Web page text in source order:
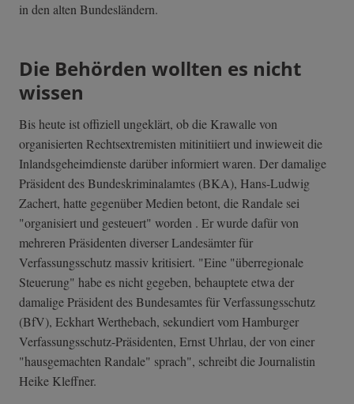
in den alten Bundesländern.
Die Behörden wollten es nicht
wissen
Bis heute ist offiziell ungeklärt, ob die Krawalle von
organisierten Rechtsextremisten mitinitiiert und inwieweit die
Inlandsgeheimdienste darüber informiert waren. Der damalige
Präsident des Bundeskriminalamtes (BKA), Hans-Ludwig
Zachert, hatte gegenüber Medien betont, die Randale sei
"organisiert und gesteuert" worden . Er wurde dafür von
mehreren Präsidenten diverser Landesämter für
Verfassungsschutz massiv kritisiert. "Eine "überregionale
Steuerung" habe es nicht gegeben, behauptete etwa der
damalige Präsident des Bundesamtes für Verfassungsschutz
(BfV), Eckhart Werthebach, sekundiert vom Hamburger
Verfassungsschu­tz-Präsidenten, Ernst Uhrlau, der von einer
"hausgemachten Randale" sprach", schreibt die Journalistin
Heike Kleffner.